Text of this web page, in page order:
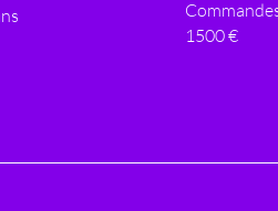
1500 €